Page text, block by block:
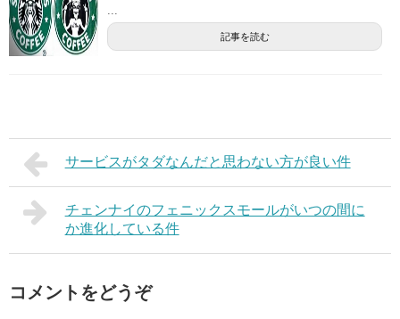
記事を読む
サービスがタダなんだと思わない方が良い件
チェンナイのフェニックスモールがいつの間に
か進化している件
コメントをどうぞ